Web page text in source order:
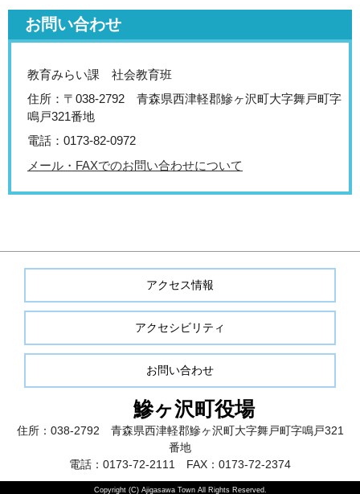
お問い合わせ
教育みらい課 社会教育班
住所：〒038-2792 青森県西津軽郡鰺ヶ沢町大字舞戸町字
鳴戸321番地
電話：0173-82-0972
メール・FAXでのお問い合わせについて
アクセス情報
アクセシビリティ
お問い合わせ
鰺ヶ沢町役場
住所：038-2792 青森県西津軽郡鰺ヶ沢町大字舞戸町字鳴戸321
番地
電話：0173-72-2111 FAX：0173-72-2374
Copyright (C) Ajigasawa Town All Rights Reserved.